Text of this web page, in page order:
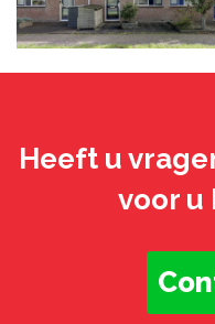
Heeft u
voor u